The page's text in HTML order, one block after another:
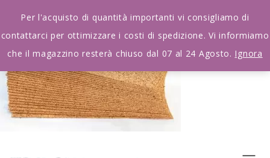
Per l'acquisto di quantità importanti vi consigliamo di
contattarci per ottimizzare i costi di spedizione. Vi informiamo
che il magazzino resterà chiuso dal 07 al 24 Agosto. Ignora